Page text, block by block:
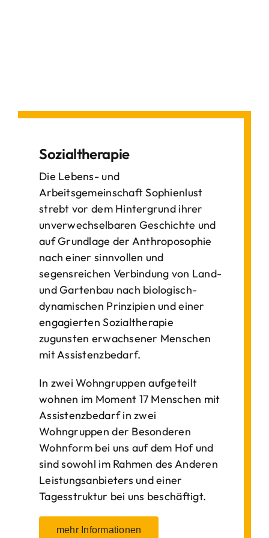
Sozialtherapie
Die Lebens- und
Arbeitsgemeinschaft Sophienlust
strebt vor dem Hintergrund ihrer
unverwechselbaren Geschichte und
auf Grundlage der Anthroposophie
nach einer sinnvollen und
segensreichen Verbindung von Land-
und Gartenbau nach biologisch-
dynamischen Prinzipien und einer
engagierten Sozialtherapie
zugunsten erwachsener Menschen
mit Assistenzbedarf.
In zwei Wohngruppen aufgeteilt
wohnen im Moment 17 Menschen mit
Assistenzbedarf in zwei
Wohngruppen der Besonderen
Wohnform bei uns auf dem Hof und
sind sowohl im Rahmen des Anderen
Leistungsanbieters und einer
Tagesstruktur bei uns beschäftigt.
mehr Informationen